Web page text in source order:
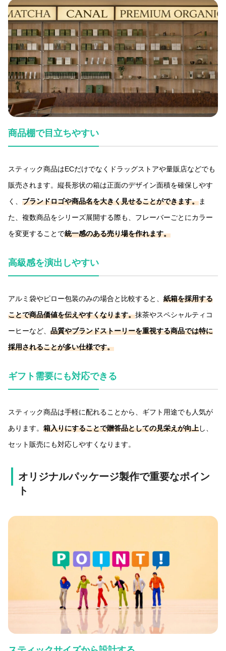
商品棚で目立ちやすい
スティック商品はECだけでなくドラッグストアや量販店などでも
販売されます。縦長形状の箱は正面のデザイン面積を確保しやす
く、 ブランドロゴや商品名を大きく見せることができます。ま
た、複数商品をシリーズ展開する際も、フレーバーごとにカラー
を変更することで統一感のある売り場を作れます。
高級感を演出しやすい
アルミ袋やピロー包装のみの場合と比較すると、 紙箱を採用する
ことで商品価値を伝えやすくなります。抹茶やスペシャルティコ
ーヒーなど、 品質やブランドストーリーを重視する商品では特に
採用されることが多い仕様です。
ギフト需要にも対応できる
スティック商品は手軽に配れることから、ギフト用途でも人気が
あります。 箱入りにすることで贈答品としての見栄えが向上し、
セット販売にも対応しやすくなります。
オリジナルパッケージ製作で重要なポイン
ト